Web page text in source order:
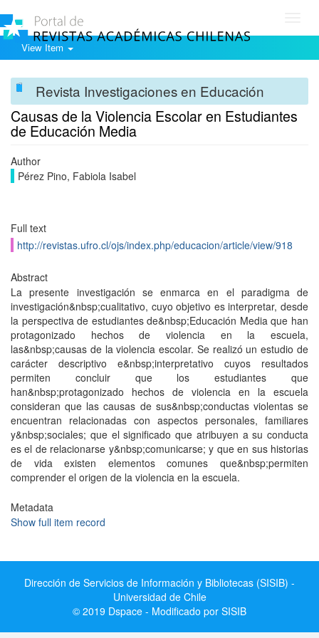
View Item
Revista Investigaciones en Educación
Causas de la Violencia Escolar en Estudiantes
de Educación Media
Author
Pérez Pino, Fabiola Isabel
Full text
http://revistas.ufro.cl/ojs/index.php/educacion/article/view/918
Abstract
La presente investigación se enmarca en el paradigma de
investigación&nbsp;cualitativo, cuyo objetivo es interpretar, desde
la perspectiva de estudiantes de&nbsp;Educación Media que han
protagonizado hechos de violencia en la escuela,
las&nbsp;causas de la violencia escolar. Se realizó un estudio de
carácter descriptivo e&nbsp;interpretativo cuyos resultados
permiten concluir que los estudiantes que
han&nbsp;protagonizado hechos de violencia en la escuela
consideran que las causas de sus&nbsp;conductas violentas se
encuentran relacionadas con aspectos personales, familiares
y&nbsp;sociales; que el significado que atribuyen a su conducta
es el de relacionarse y&nbsp;comunicarse; y que en sus historias
de vida existen elementos comunes que&nbsp;permiten
comprender el origen de la violencia en la escuela.
Metadata
Show full item record
Dirección de Servicios de Información y Bibliotecas (SISIB) -
Universidad de Chile
© 2019 Dspace - Modificado por SISIB